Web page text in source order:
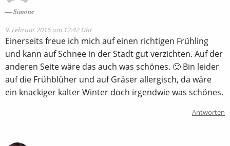
Simone
9. Februar 2016 um 12:42 Uhr
Einerseits freue ich mich auf einen richtigen Frühling
und kann auf Schnee in der Stadt gut verzichten. Auf der
anderen Seite wäre das auch was schönes. 🙂 Bin leider
auf die Frühblüher und auf Gräser allergisch, da wäre
ein knackiger kalter Winter doch irgendwie was schönes.
Antworten